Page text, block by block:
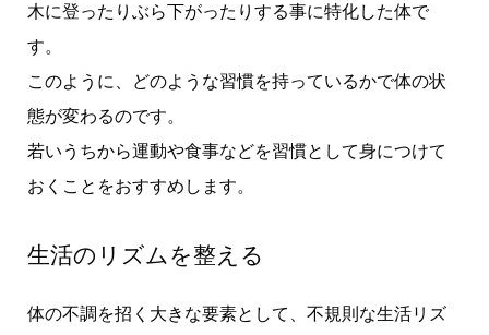
木に登ったりぶら下がったりする事に特化した体で
す。
このように、どのような習慣を持っているかで体の状
態が変わるのです。
若いうちから運動や食事などを習慣として身につけて
おくことをおすすめします。
生活のリズムを整える
体の不調を招く大きな要素として、不規則な生活リズ